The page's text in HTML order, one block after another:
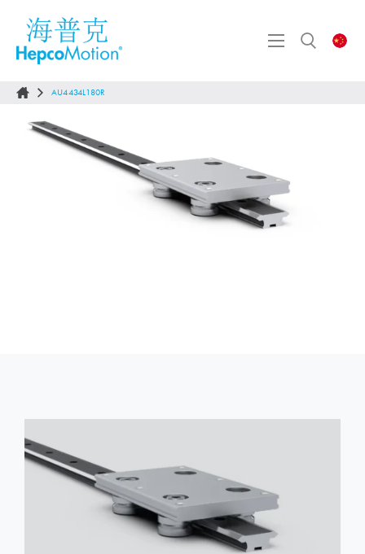
AU4434L180R